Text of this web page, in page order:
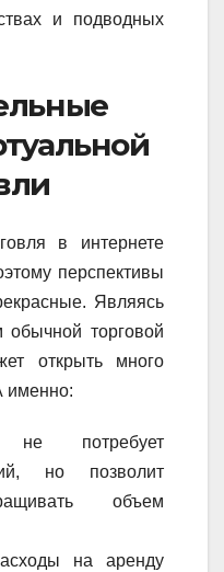
и подводных
в интернете
перспективы
Являясь
торговой
открыть много
именно:
не потребует
но позволит
объем
на аренду